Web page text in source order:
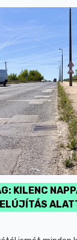
KILENC